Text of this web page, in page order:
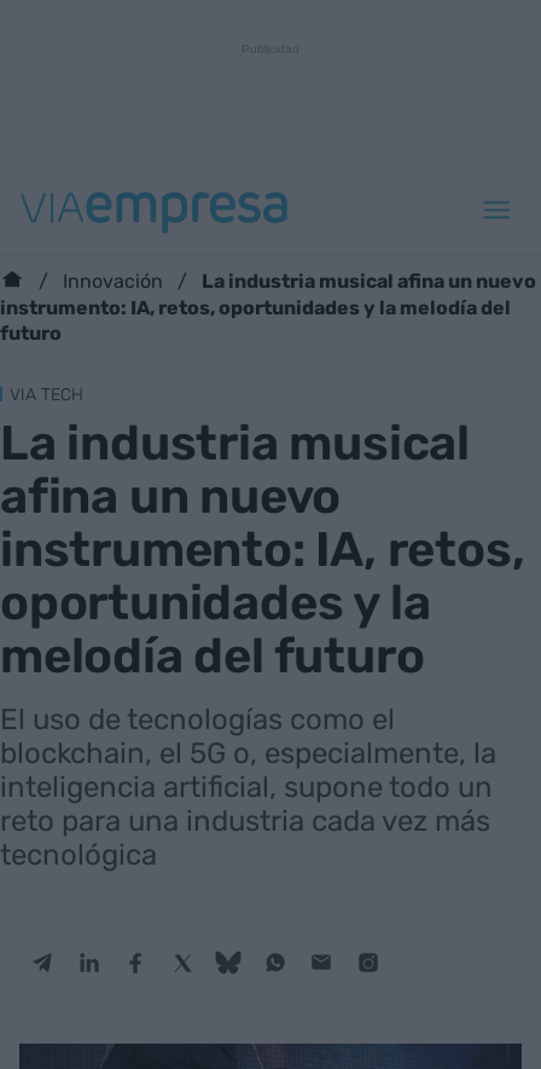
Innovación
La industria musical afina un nuevo
instrumento: IA, retos, oportunidades y la melodía del
futuro
VIA TECH
La industria musical
afina un nuevo
instrumento: IA, retos,
oportunidades y la
melodía del futuro
El uso de tecnologías como el
blockchain, el 5G o, especialmente, la
inteligencia artificial, supone todo un
reto para una industria cada vez más
tecnológica